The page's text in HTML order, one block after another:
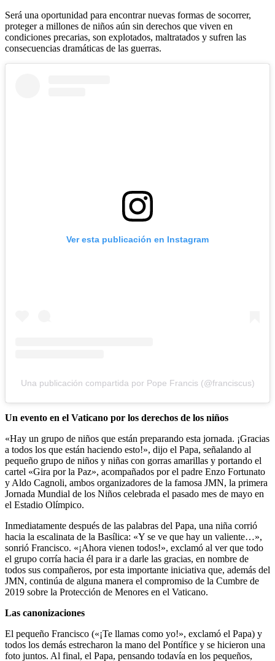
Será una oportunidad para encontrar nuevas formas de socorrer,
proteger a millones de niños aún sin derechos que viven en
condiciones precarias, son explotados, maltratados y sufren las
consecuencias dramáticas de las guerras.
Ver esta publicación en Instagram
Una publicación compartida por Pope Francis (@franciscus)
Un evento en el Vaticano por los derechos de los niños
«Hay un grupo de niños que están preparando esta jornada. ¡Gracias
a todos los que están haciendo esto!», dijo el Papa, señalando al
pequeño grupo de niños y niñas con gorras amarillas y portando el
cartel «Gira por la Paz», acompañados por el padre Enzo Fortunato
y Aldo Cagnoli, ambos organizadores de la famosa JMN, la primera
Jornada Mundial de los Niños celebrada el pasado mes de mayo en
el Estadio Olímpico.
Inmediatamente después de las palabras del Papa, una niña corrió
hacia la escalinata de la Basílica: «Y se ve que hay un valiente…»,
sonrió Francisco. «¡Ahora vienen todos!», exclamó al ver que todo
el grupo corría hacia él para ir a darle las gracias, en nombre de
todos sus compañeros, por esta importante iniciativa que, además del
JMN, continúa de alguna manera el compromiso de la Cumbre de
2019 sobre la Protección de Menores en el Vaticano.
Las canonizaciones
El pequeño Francisco («¡Te llamas como yo!», exclamó el Papa) y
todos los demás estrecharon la mano del Pontífice y se hicieron una
foto juntos. Al final, el Papa, pensando todavía en los pequeños,